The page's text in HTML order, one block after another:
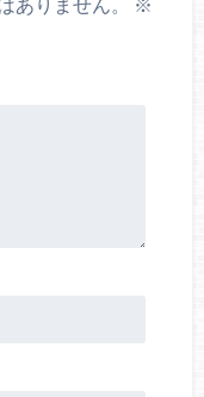
ありません。
※